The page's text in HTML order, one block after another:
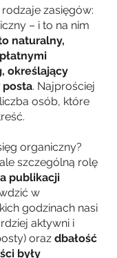
zasięgów:
– i to na nim
naturalny,
określający
posta. Najprościej
osób, które
organiczny?
szczególną rolę
publikacji
w
godzinach nasi
aktywni i
oraz dbałość
były